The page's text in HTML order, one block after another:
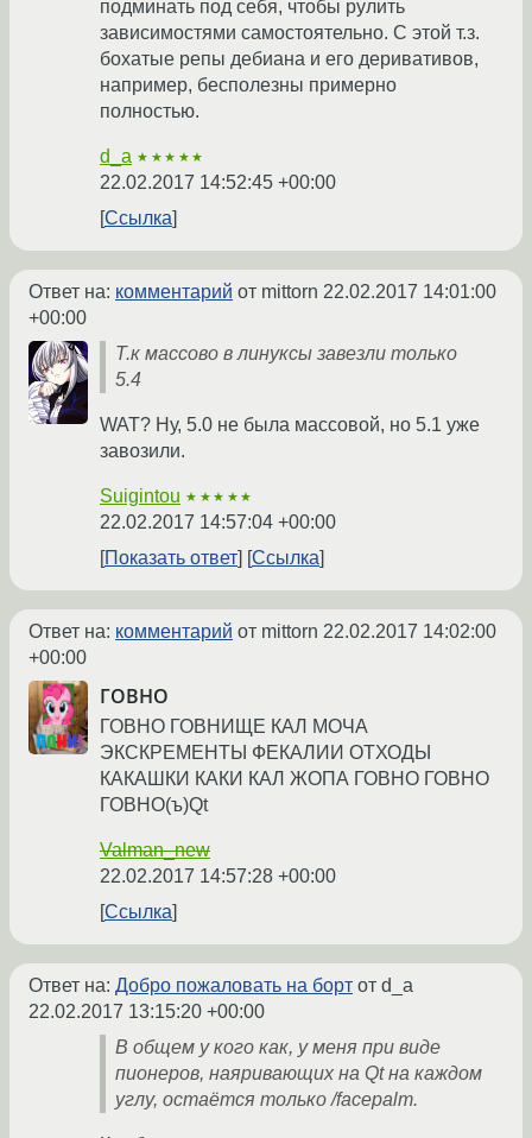
подминать под себя, чтобы рулить
зависимостями самостоятельно. С этой т.з.
бохатые репы дебиана и его деривативов,
например, бесполезны примерно
полностью.
d_a ★★★★★
22.02.2017 14:52:45 +00:00
Ссылка
Ответ на: комментарий от mittorn 22.02.2017 14:01:00
+00:00
Т.к массово в линуксы завезли только
5.4
WAT? Ну, 5.0 не была массовой, но 5.1 уже
завозили.
Suigintou ★★★★★
22.02.2017 14:57:04 +00:00
Показать ответ
Ссылка
Ответ на: комментарий от mittorn 22.02.2017 14:02:00
+00:00
ГОВНО
ГОВНО ГОВНИЩЕ КАЛ МОЧА
ЭКСКРЕМЕНТЫ ФЕКАЛИИ ОТХОДЫ
КАКАШКИ КАКИ КАЛ ЖОПА ГОВНО ГОВНО
ГОВНО(ъ)Qt
Valman_new
22.02.2017 14:57:28 +00:00
Ссылка
Ответ на: Добро пожаловать на борт от d_a
22.02.2017 13:15:20 +00:00
В общем у кого как, у меня при виде
пионеров, наяривающих на Qt на каждом
углу, остаётся только /facepalm.